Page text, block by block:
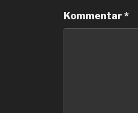
Kommentar *